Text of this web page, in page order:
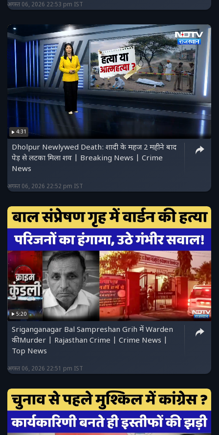
अगस्त 06, 2026 22:53 pm IST
4:31
Dholpur Newlywed Death: शादी के महज 2 महीने बाद
पेड़ से लटका मिला शव | Breaking News | Crime
News
अगस्त 06, 2026 22:52 pm IST
5:20
Sriganganagar Bal Sampreshan Grih में Warden
की Murder | Rajasthan Crime | Crime News |
Top News
अगस्त 06, 2026 22:51 pm IST